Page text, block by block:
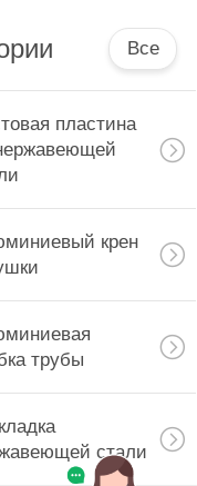
Все
пластина
крен
трубы
стали